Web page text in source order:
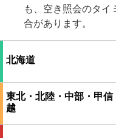
も、空き照会のタイ
合があります。
北海道
東北・北陸・中部・甲信
越